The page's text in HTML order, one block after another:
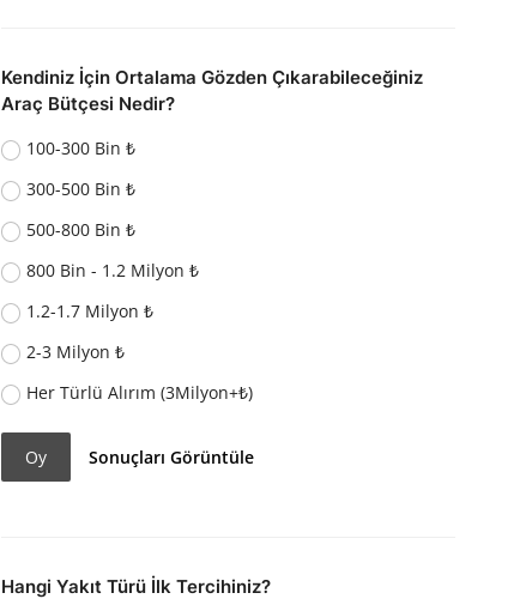
Kendiniz İçin Ortalama Gözden Çıkarabileceğiniz
Araç Bütçesi Nedir?
100-300 Bin ₺
300-500 Bin ₺
500-800 Bin ₺
800 Bin - 1.2 Milyon ₺
1.2-1.7 Milyon ₺
2-3 Milyon ₺
Her Türlü Alırım (3Milyon+₺)
Oy Sonuçları Görüntüle
Hangi Yakıt Türü İlk Tercihiniz?